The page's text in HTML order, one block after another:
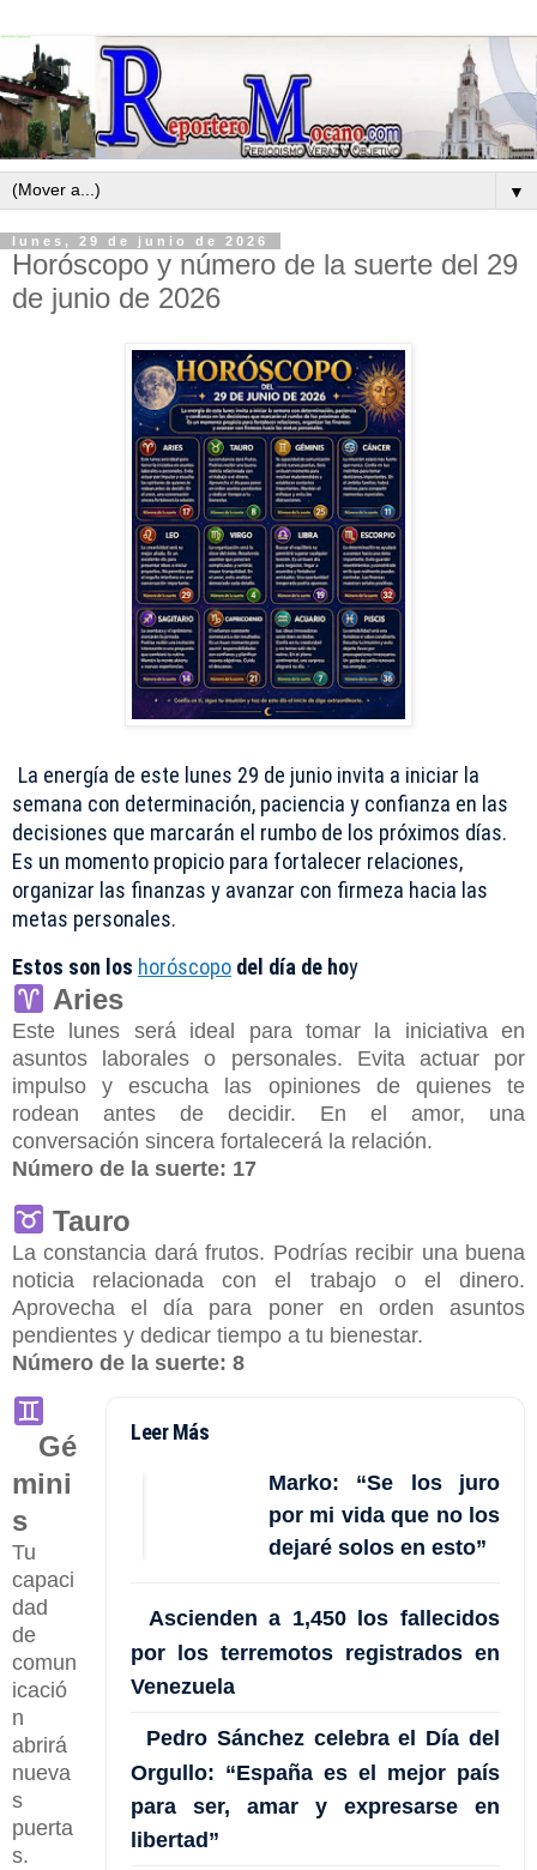
▼
lunes, 29 de junio de 2026
Horóscopo y número de la suerte del 29
de junio de 2026
La energía de este lunes 29 de junio invita a iniciar la
semana con determinación, paciencia y confianza en las
decisiones que marcarán el rumbo de los próximos días.
Es un momento propicio para fortalecer relaciones,
organizar las finanzas y avanzar con firmeza hacia las
metas personales.
Estos son los horóscopo del día de hoy
Aries
Este lunes será ideal para tomar la iniciativa en
asuntos laborales o personales. Evita actuar por
impulso y escucha las opiniones de quienes te
rodean antes de decidir. En el amor, una
conversación sincera fortalecerá la relación.
Número de la suerte: 17
Tauro
La constancia dará frutos. Podrías recibir una buena
noticia relacionada con el trabajo o el dinero.
Aprovecha el día para poner en orden asuntos
pendientes y dedicar tiempo a tu bienestar.
Número de la suerte: 8
Leer Más
Marko: “Se los juro
por mi vida que no los
dejaré solos en esto”
Ascienden a 1,450 los fallecidos
por los terremotos registrados en
Venezuela
Pedro Sánchez celebra el Día del
Orgullo: “España es el mejor país
para ser, amar y expresarse en
libertad”
Gé
mini
s
Tu
capaci
dad
de
comun
icació
n
abrirá
nueva
s
puerta
s.